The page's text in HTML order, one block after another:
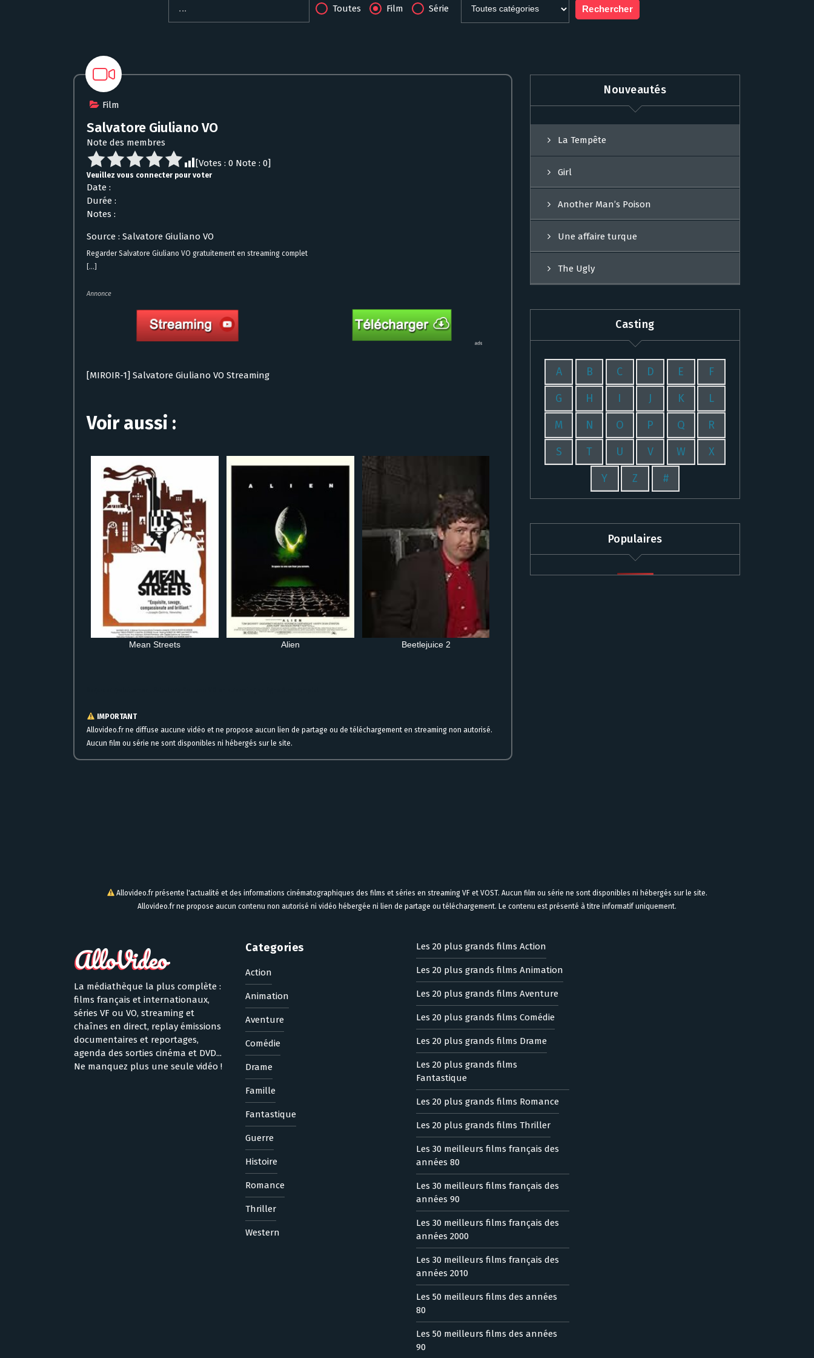
Toutes Film Série
Film
Salvatore Giuliano VO
Note des membres
[Votes : 0 Note : 0]
Veuillez vous connecter pour voter
Date :
Durée :
Notes :
Source : Salvatore Giuliano VO
Regarder Salvatore Giuliano VO gratuitement en streaming complet
[...]
Annonce
[MIROIR-1] Salvatore Giuliano VO Streaming
Voir aussi :
Mean Streets Alien Beetlejuice 2
IMPORTANT
Allovideo.fr ne diffuse aucune vidéo et ne propose aucun lien de partage ou de téléchargement en streaming non autorisé.
Aucun film ou série ne sont disponibles ni hébergés sur le site.
Nouveautés
La Tempête
Girl
Another Man’s Poison
Une affaire turque
The Ugly
Casting
A B C D E F
G H I J K L
M N O P Q R
S T U V W X
Y Z #
Populaires
Allovideo.fr présente l'actualité et des informations cinématographiques des films et séries en streaming VF et VOST. Aucun film ou série ne sont disponibles ni hébergés sur le site.
Allovideo.fr ne propose aucun contenu non autorisé ni vidéo hébergée ni lien de partage ou téléchargement. Le contenu est présenté à titre informatif uniquement.
La médiathèque la plus complète :
films français et internationaux,
séries VF ou VO, streaming et
chaînes en direct, replay émissions
documentaires et reportages,
agenda des sorties cinéma et DVD...
Ne manquez plus une seule vidéo !
Categories
Action
Animation
Aventure
Comédie
Drame
Famille
Fantastique
Guerre
Histoire
Romance
Thriller
Western
Les 20 plus grands films Action
Les 20 plus grands films Animation
Les 20 plus grands films Aventure
Les 20 plus grands films Comédie
Les 20 plus grands films Drame
Les 20 plus grands films
Fantastique
Les 20 plus grands films Romance
Les 20 plus grands films Thriller
Les 30 meilleurs films français des
années 80
Les 30 meilleurs films français des
années 90
Les 30 meilleurs films français des
années 2000
Les 30 meilleurs films français des
années 2010
Les 50 meilleurs films des années
80
Les 50 meilleurs films des années
90